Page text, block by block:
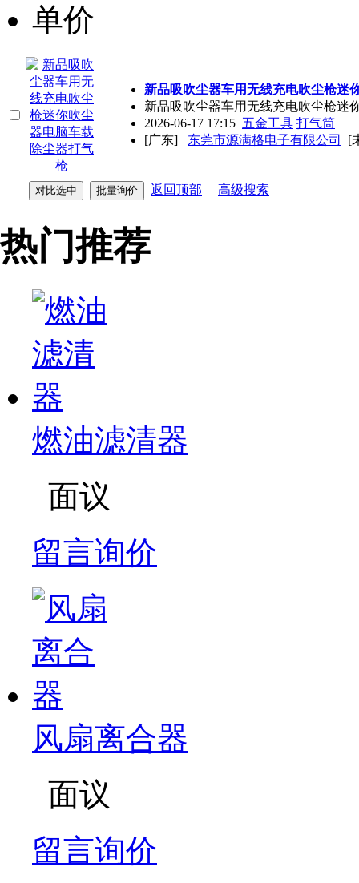
单价
新品吸吹尘器车用无线充电吹尘枪迷
新品吸吹尘器车用无线充电吹尘枪迷
2026-06-17 17:15 五金工具 打气筒
[广东]
东莞市源满格电子有限公司 [
返回顶部 高级搜索
热门推荐
燃油滤清器
面议
留言询价
风扇离合器
面议
留言询价